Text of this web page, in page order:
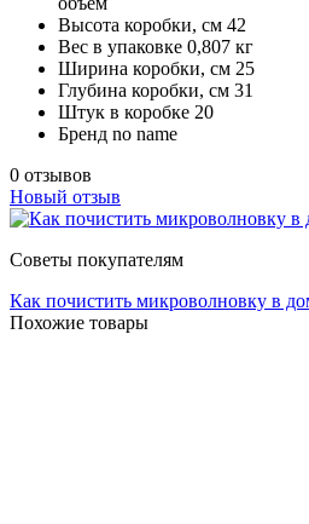
Высота коробки, см 42
Вес в упаковке 0,807 кг
Ширина коробки, см 25
Глубина коробки, см 31
Штук в коробке 20
Бренд no name
0 отзывов
Новый отзыв
Советы покупателям
Как почистить микроволновку в
Похожие товары